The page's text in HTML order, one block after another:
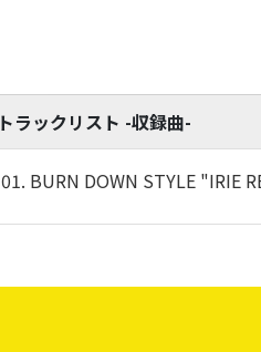
トラックリスト -収録曲-
01. BURN DOWN STYLE "IRIE